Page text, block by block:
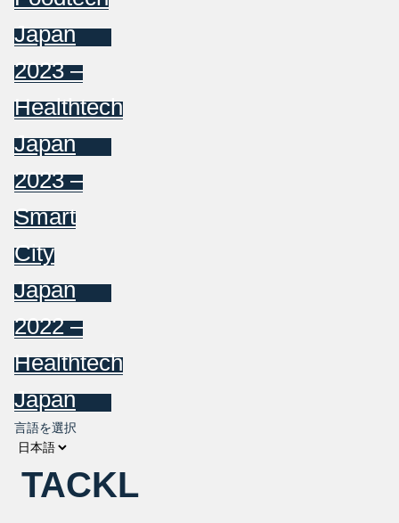
Japan
2023 –
Healthtech
Japan
2023 –
Smart
City
Japan
2022 –
Healthtech
Japan
言語を選択
TACKL